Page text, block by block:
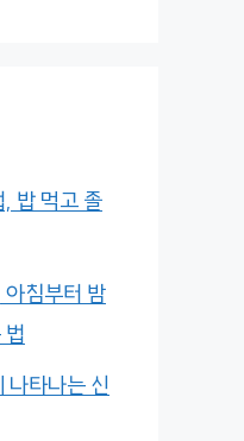
밥 먹고 졸
침부터 밤
법
나타나는 신